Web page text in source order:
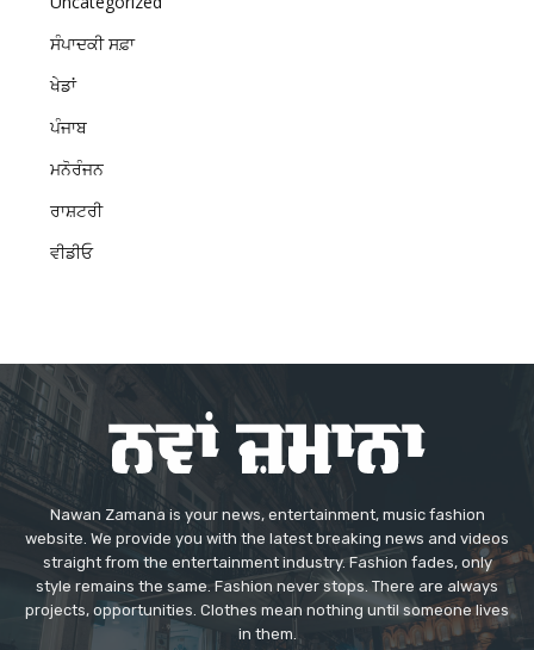
ਸੰਪਾਦਕੀ ਸਫ਼ਾ
ਖੇਡਾਂ
ਪੰਜਾਬ
ਮਨੋਰੰਜਨ
ਰਾਸ਼ਟਰੀ
ਵੀਡੀਓ
Nawan Zamana is your news, entertainment, music fashion
website. We provide you with the latest breaking news and videos
straight from the entertainment industry. Fashion fades, only
style remains the same. Fashion never stops. There are always
projects, opportunities. Clothes mean nothing until someone lives
in them.